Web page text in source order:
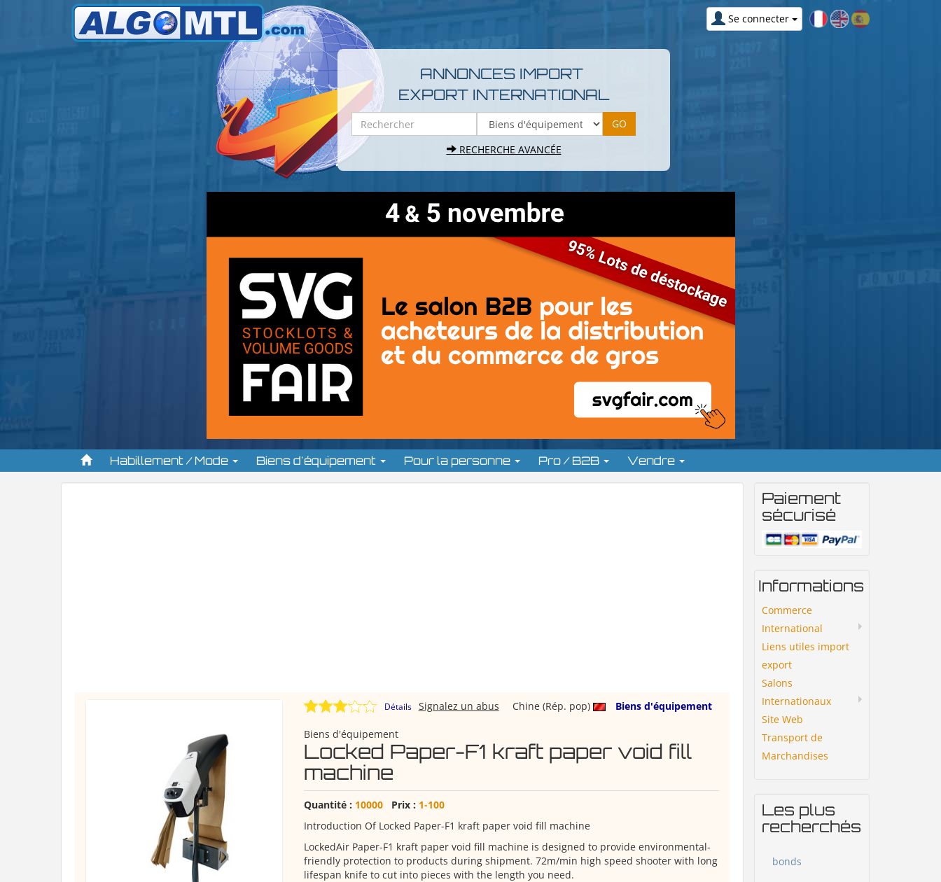
Se connecter
ANNONCES IMPORT
EXPORT INTERNATIONAL
RECHERCHE AVANCÉE
Habillement / Mode Biens d'équipement Pour la personne Pro / B2B Vendre
Détails Chine (Rép. pop) Biens d'équipement
Signalez un abus
Biens d'équipement
Locked Paper-F1 kraft paper void fill
machine
Quantité : 10000Prix : 1-100
Introduction Of Locked Paper-F1 kraft paper void fill machine
LockedAir Paper-F1 kraft paper void fill machine is designed to provide environmental-
friendly protection to products during shipment. 72m/min high speed shooter with long
lifespan knife to cut into pieces with the length you need.
Paiement
sécurisé
Informations
Commerce
International
Liens utiles import
export
Salons
Internationaux
Site Web
Transport de
Marchandises
Les plus
recherchés
bonds